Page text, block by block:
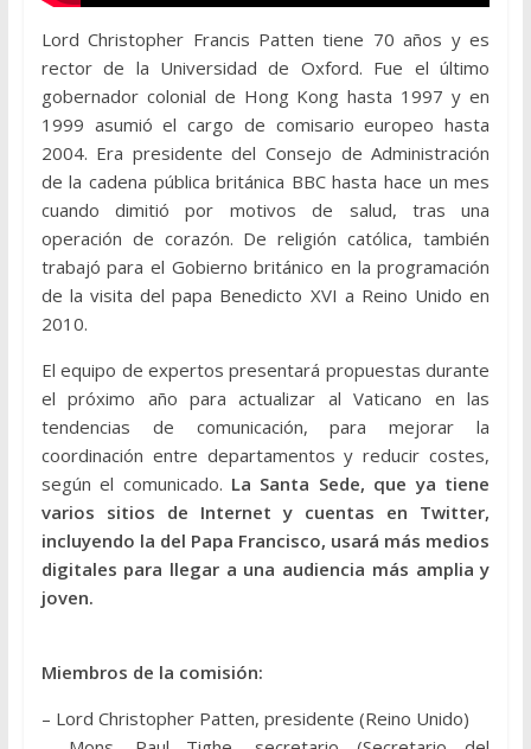
Lord Christopher Francis Patten tiene 70 años y es
rector de la Universidad de Oxford. Fue el último
gobernador colonial de Hong Kong hasta 1997 y en
1999 asumió el cargo de comisario europeo hasta
2004. Era presidente del Consejo de Administración
de la cadena pública británica BBC hasta hace un mes
cuando dimitió por motivos de salud, tras una
operación de corazón. De religión católica, también
trabajó para el Gobierno británico en la programación
de la visita del papa Benedicto XVI a Reino Unido en
2010.
El equipo de expertos presentará propuestas durante
el próximo año para actualizar al Vaticano en las
tendencias de comunicación, para mejorar la
coordinación entre departamentos y reducir costes,
según el comunicado. La Santa Sede, que ya tiene
varios sitios de Internet y cuentas en Twitter,
incluyendo la del Papa Francisco, usará más medios
digitales para llegar a una audiencia más amplia y
joven.
Miembros de la comisión:
– Lord Christopher Patten, presidente (Reino Unido)